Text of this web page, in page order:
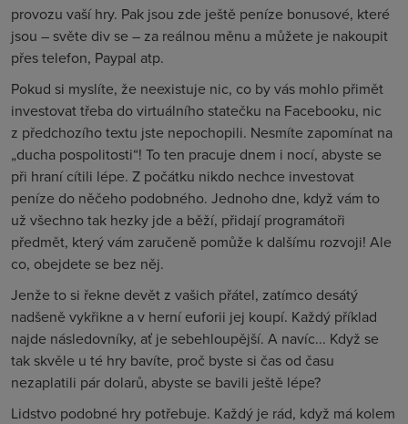
provozu vaší hry. Pak jsou zde ještě peníze bonusové, které
jsou – světe div se – za reálnou měnu a můžete je nakoupit
přes telefon, Paypal atp.
Pokud si myslíte, že neexistuje nic, co by vás mohlo přimět
investovat třeba do virtuálního statečku na Facebooku, nic
z předchozího textu jste nepochopili. Nesmíte zapomínat na
„ducha pospolitosti“! To ten pracuje dnem i nocí, abyste se
při hraní cítili lépe. Z počátku nikdo nechce investovat
peníze do něčeho podobného. Jednoho dne, když vám to
už všechno tak hezky jde a běží, přidají programátoři
předmět, který vám zaručeně pomůže k dalšímu rozvoji! Ale
co, obejdete se bez něj.
Jenže to si řekne devět z vašich přátel, zatímco desátý
nadšeně vykřikne a v herní euforii jej koupí. Každý příklad
najde následovníky, ať je sebehloupější. A navíc... Když se
tak skvěle u té hry bavíte, proč byste si čas od času
nezaplatili pár dolarů, abyste se bavili ještě lépe?
Lidstvo podobné hry potřebuje. Každý je rád, když má kolem